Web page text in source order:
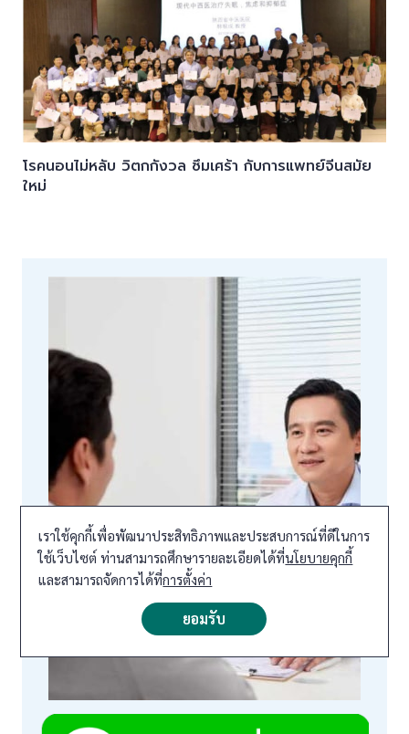
โรคนอนไม่หลับ วิตกกังวล ซึมเศร้า กับการแพทย์จีนสมัย
ใหม่
เราใช้คุกกี้เพื่อพัฒนาประสิทธิภาพและประสบการณ์ที่ดีในการ
ใช้เว็บไซต์ ท่านสามารถศึกษารายละเอียดได้ที่นโยบายคุกกี้
และสามารถจัดการได้ที่การตั้งค่า
ยอมรับ